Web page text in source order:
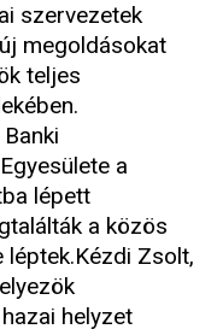
szervezetek
megoldásokat
teljes
a
lépett
a közös
léptek.Kézdi Zsolt,
helyzet